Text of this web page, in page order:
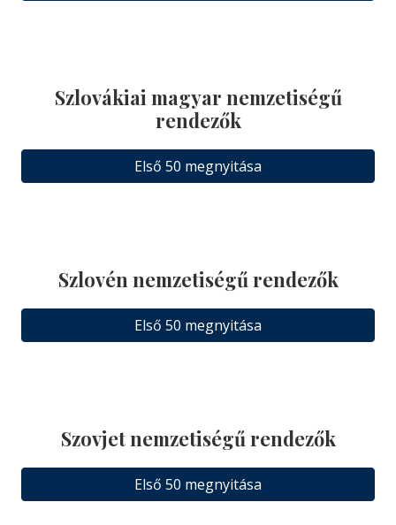
Szlovákiai magyar nemzetiségű
rendezők
Első 50 megnyitása
Szlovén nemzetiségű rendezők
Első 50 megnyitása
Szovjet nemzetiségű rendezők
Első 50 megnyitása